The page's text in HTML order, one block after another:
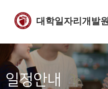
대학일자리개발원
일정안내